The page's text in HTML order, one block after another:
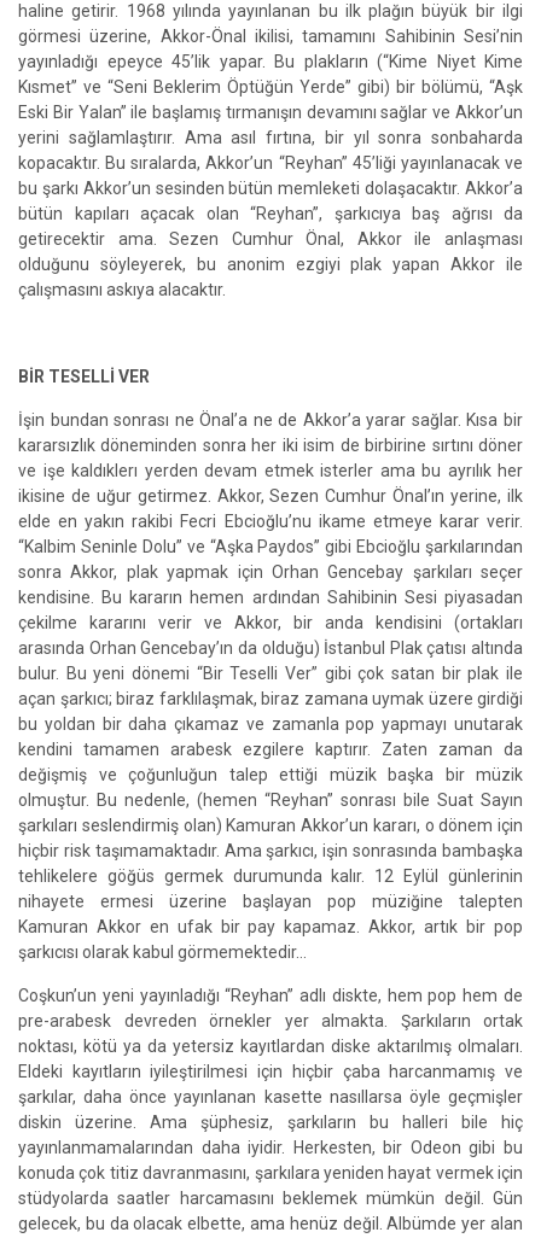
haline getirir. 1968 yılında yayınlanan bu ilk plağın büyük bir ilgi
görmesi üzerine, Akkor-Önal ikilisi, tamamını Sahibinin Sesi’nin
yayınladığı epeyce 45’lik yapar. Bu plakların (“Kime Niyet Kime
Kısmet” ve “Seni Beklerim Öptüğün Yerde” gibi) bir bölümü, “Aşk
Eski Bir Yalan” ile başlamış tırmanışın devamını sağlar ve Akkor’un
yerini sağlamlaştırır. Ama asıl fırtına, bir yıl sonra sonbaharda
kopacaktır. Bu sıralarda, Akkor’un “Reyhan” 45’liği yayınlanacak ve
bu şarkı Akkor’un sesinden bütün memleketi dolaşacaktır. Akkor’a
bütün kapıları açacak olan “Reyhan”, şarkıcıya baş ağrısı da
getirecektir ama. Sezen Cumhur Önal, Akkor ile anlaşması
olduğunu söyleyerek, bu anonim ezgiyi plak yapan Akkor ile
çalışmasını askıya alacaktır.
BİR TESELLİ VER
İşin bundan sonrası ne Önal’a ne de Akkor’a yarar sağlar. Kısa bir
kararsızlık döneminden sonra her iki isim de birbirine sırtını döner
ve işe kaldıklerı yerden devam etmek isterler ama bu ayrılık her
ikisine de uğur getirmez. Akkor, Sezen Cumhur Önal’ın yerine, ilk
elde en yakın rakibi Fecri Ebcioğlu’nu ikame etmeye karar verir.
“Kalbim Seninle Dolu” ve “Aşka Paydos” gibi Ebcioğlu şarkılarından
sonra Akkor, plak yapmak için Orhan Gencebay şarkıları seçer
kendisine. Bu kararın hemen ardından Sahibinin Sesi piyasadan
çekilme kararını verir ve Akkor, bir anda kendisini (ortakları
arasında Orhan Gencebay’ın da olduğu) İstanbul Plak çatısı altında
bulur. Bu yeni dönemi “Bir Teselli Ver” gibi çok satan bir plak ile
açan şarkıcı; biraz farklılaşmak, biraz zamana uymak üzere girdiği
bu yoldan bir daha çıkamaz ve zamanla pop yapmayı unutarak
kendini tamamen arabesk ezgilere kaptırır. Zaten zaman da
değişmiş ve çoğunluğun talep ettiği müzik başka bir müzik
olmuştur. Bu nedenle, (hemen “Reyhan” sonrası bile Suat Sayın
şarkıları seslendirmiş olan) Kamuran Akkor’un kararı, o dönem için
hiçbir risk taşımamaktadır. Ama şarkıcı, işin sonrasında bambaşka
tehlikelere göğüs germek durumunda kalır. 12 Eylül günlerinin
nihayete ermesi üzerine başlayan pop müziğine talepten
Kamuran Akkor en ufak bir pay kapamaz. Akkor, artık bir pop
şarkıcısı olarak kabul görmemektedir…
Coşkun’un yeni yayınladığı “Reyhan” adlı diskte, hem pop hem de
pre-arabesk devreden örnekler yer almakta. Şarkıların ortak
noktası, kötü ya da yetersiz kayıtlardan diske aktarılmış olmaları.
Eldeki kayıtların iyileştirilmesi için hiçbir çaba harcanmamış ve
şarkılar, daha önce yayınlanan kasette nasıllarsa öyle geçmişler
diskin üzerine. Ama şüphesiz, şarkıların bu halleri bile hiç
yayınlanmamalarından daha iyidir. Herkesten, bir Odeon gibi bu
konuda çok titiz davranmasını, şarkılara yeniden hayat vermek için
stüdyolarda saatler harcamasını beklemek mümkün değil. Gün
gelecek, bu da olacak elbette, ama henüz değil. Albümde yer alan